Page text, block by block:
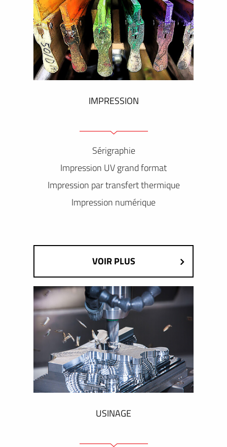
IMPRESSION
Sérigraphie
Impression UV grand format
Impression par transfert thermique
Impression numérique
VOIR PLUS
USINAGE